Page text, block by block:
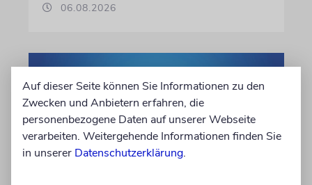
06.08.2026
Auf dieser Seite können Sie Informationen zu den
Zwecken und Anbietern erfahren, die
personenbezogene Daten auf unserer Webseite
verarbeiten. Weitergehende Informationen finden Sie
in unserer Datenschutzerklärung.